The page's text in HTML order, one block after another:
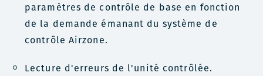
paramètres de contrôle de base en fonction
de la demande émanant du système de
contrôle Airzone.
Lecture d'erreurs de l'unité contrôlée.